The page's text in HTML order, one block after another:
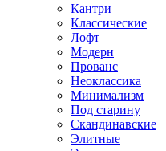
Кантри
Классические
Лофт
Модерн
Прованс
Неоклассика
Минимализм
Под старину
Скандинавские
Элитные